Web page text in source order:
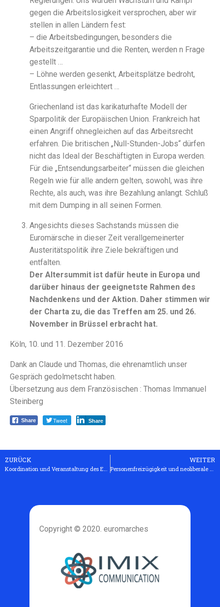
gegen die Arbeitslosigkeit versprochen, aber wir
stellen in allen Ländern fest:
– die Arbeitsbedingungen, besonders die
Arbeitszeitgarantie und die Renten, werden n Frage
gestellt …
– Löhne werden gesenkt, Arbeitsplätze bedroht,
Entlassungen erleichtert …
Griechenland ist das karikaturhafte Modell der
Sparpolitik der Europäischen Union. Frankreich hat
einen Angriff ohnegleichen auf das Arbeitsrecht
erfahren. Die britischen „Null-Stunden-Jobs“ dürfen
nicht das Ideal der Beschäftigten in Europa werden.
Für die „Entsendungsarbeiter“ müssen die gleichen
Regeln wie für alle andern gelten, sowohl, was ihre
Rechte, als auch, was ihre Bezahlung anlangt. Schluß
mit dem Dumping in all seinen Formen.
Angesichts dieses Sachstands müssen die
Euromärsche in dieser Zeit verallgemeinerter
Austeritätspolitik ihre Ziele bekräftigen und
entfalten.
Der Altersummit ist dafür heute in Europa und
darüber hinaus der geeignetste Rahmen des
Nachdenkens und der Aktion. Daher stimmen wir
der Charta zu, die das Treffen am 25. und 26.
November in Brüssel erbracht hat.
Köln, 10. und 11. Dezember 2016
Dank an Claude und Thomas, die ehrenamtlich unser
Gespräch gedolmetscht haben.
Übersetzung aus dem Französischen : Thomas Immanuel
Steinberg
Share Tweet Share
ZURÜCK
Koordination und Veranstaltung des Euromarsch-Netzwerks
WEITER
Personenfreizügigkeit und neoliberale EU
Copyright © 2020. euromarches